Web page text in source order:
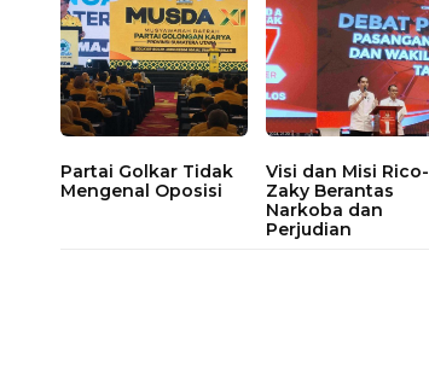
Partai Golkar Tidak
Mengenal Oposisi
Visi dan Misi Rico-
Zaky Berantas
Narkoba dan
Perjudian